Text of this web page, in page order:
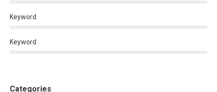
Keyword
Keyword
Categories